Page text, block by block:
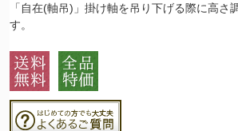
「自在(軸吊)」掛け軸を吊り下げる際に高さ
す。